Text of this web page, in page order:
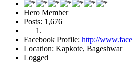
Hero Member
Posts: 1,676
Facebook Profile: http://
Location: Kapkote, Bageshwar
Logged